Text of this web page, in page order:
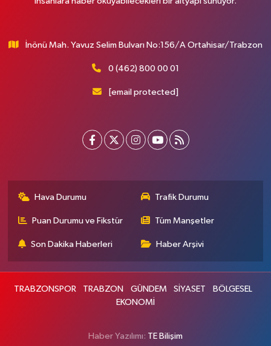
İnönü Mah. Yavuz Selim Bulvarı No:156/A Ortahisar/Trabzon
0 (462) 800 00 01
[email protected]
Hava Durumu Trafik Durumu
Puan Durumu ve Fikstür Tüm Manşetler
Son Dakika Haberleri Haber Arşivi
TRABZONSPOR TRABZON GÜNDEM SİYASET
BÖLGESEL
EKONOMİ
Haber Yazılımı: TE Bilişim